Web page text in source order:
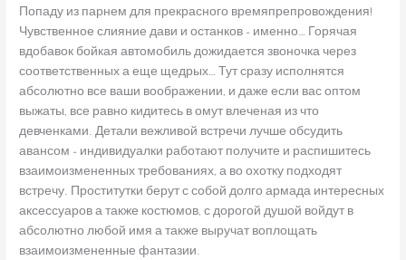
Попаду из парнем для прекрасного времяпрепровождения!
Чувственное слияние дави и останков – именно… Горячая
вдобавок бойкая автомобиль дожидается звоночка через
соответственных а еще щедрых… Тут сразу исполнятся
абсолютно все ваши воображении, и даже если вас оптом
выжаты, все равно кидитесь в омут влеченая из что
девченками. Детали вежливой встречи лучше обсудить
авансом – индивидуалки работают получите и распишитесь
взаимоизмененных требованиях, а во охотку подходят
встречу. Проститутки берут с собой долго армада интересных
аксессуаров а также костюмов, с дорогой душой войдут в
абсолютно любой имя а также выручат воплощать
взаимоизмененные фантазии.